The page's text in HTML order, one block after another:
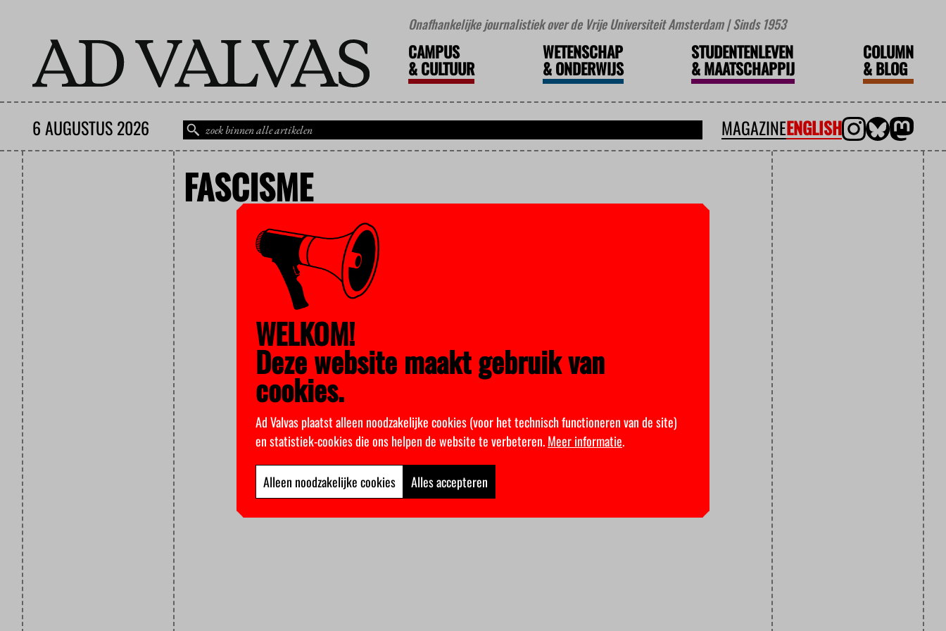
Onafhankelijke journalistiek over de Vrije Universiteit Amsterdam | Sinds 1953
CAMPUS
&CULTUUR
WETENSCHAP
&ONDERWIJS
STUDENTENLEVEN
&MAATSCHAPPIJ
COLUMN
&BLOG
6 AUGUSTUS 2026 MAGAZINEENGLISH
FASCISME
WELKOM!
Deze website maakt gebruik van
cookies.
Ad Valvas plaatst alleen noodzakelijke cookies (voor het technisch functioneren van de site)
en statistiek-cookies die ons helpen de website te verbeteren.Meer informatie.
Alleen noodzakelijke cookies Alles accepteren